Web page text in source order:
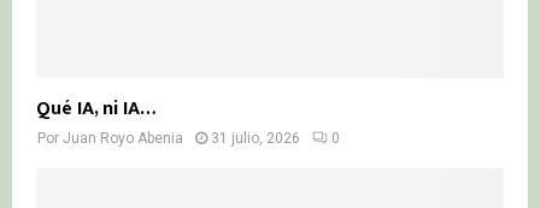
Qué IA, ni IA…
Por Juan Royo Abenia 31 julio, 2026 0